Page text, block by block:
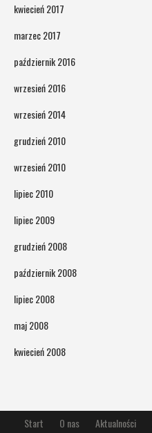
kwiecień 2017
marzec 2017
październik 2016
wrzesień 2016
wrzesień 2014
grudzień 2010
wrzesień 2010
lipiec 2010
lipiec 2009
grudzień 2008
październik 2008
lipiec 2008
maj 2008
kwiecień 2008
Start O nas Aktualności